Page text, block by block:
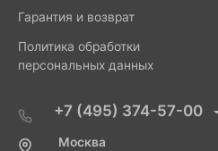
Гарантия и возврат
Политика обработки
персональных данных
+7 (495) 374-57-00
Москва